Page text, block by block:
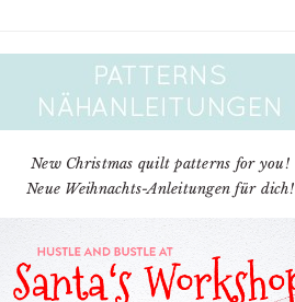
New Christmas quilt patterns for you!
Neue Weihnachts-Anleitungen für dich!